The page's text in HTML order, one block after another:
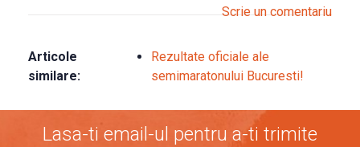
Scrie un comentariu
Articole
similare:
Rezultate oficiale ale
semimaratonului Bucuresti!
Lasa-ti email-ul pentru a-ti trimite